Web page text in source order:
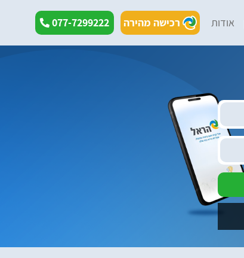
אודות רכישה מהירה 077-7299222